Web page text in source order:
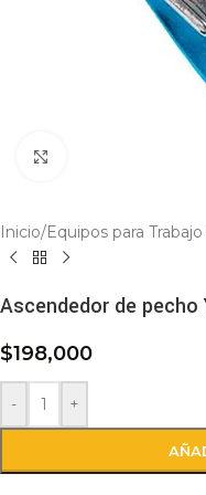
Inicio/Equipos para
Ascendedor de pecho
$198,000
- +